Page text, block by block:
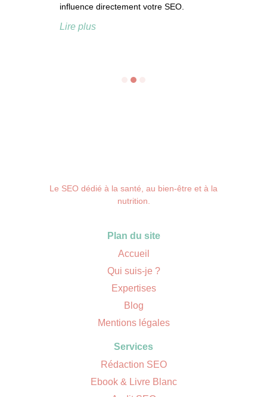
influence directement votre SEO.
Lire plus
Le SEO dédié à la santé, au bien-être et à la
nutrition.
Plan du site
Accueil
Qui suis-je ?
Expertises
Blog
Mentions légales
Services
Rédaction SEO
Ebook & Livre Blanc